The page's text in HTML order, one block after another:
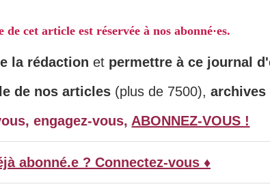
de cet article est réservée à nos abonné·es.
la rédaction et permettre à ce journal
de nos articles (plus de 7500), archives
engagez-vous, ABONNEZ-VOUS !
abonné.e ? Connectez-vous ♦